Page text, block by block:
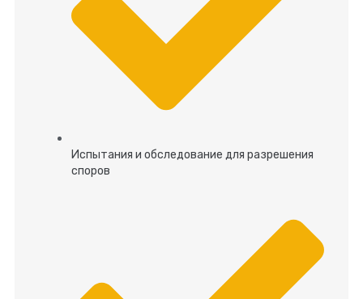
Испытания и обследование для разрешения
споров